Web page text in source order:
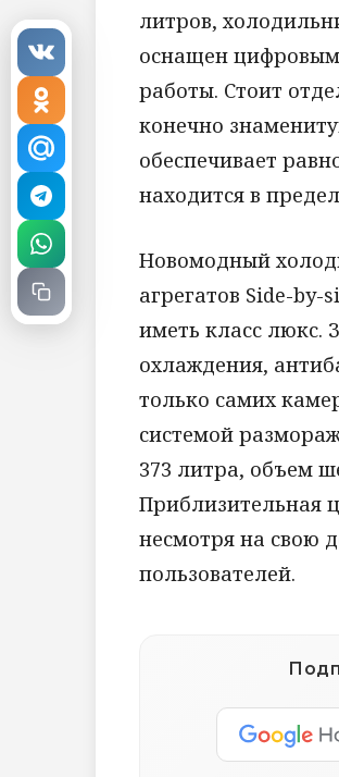
литров,
оснащен
работы. Стоит
конечно
обеспечивает
находится в
Новомодный
агрегатов Side-
иметь класс люкс.
охлаждения,
только самих
системой
373 литра, объем
Приблизительная
несмотря на свою
пользователей.